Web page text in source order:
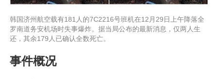
韩国济州航空载有181人的7C2216号班机在12月29日上午降落全
罗南道务安机场时失事爆炸。据当局公布的最新消息，仅两人生
还，其余179人已确认全数死亡。
事件概况